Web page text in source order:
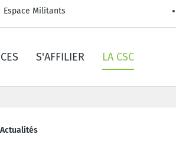
Espace Militants
S'AFFILIER LA CSC
Actualités